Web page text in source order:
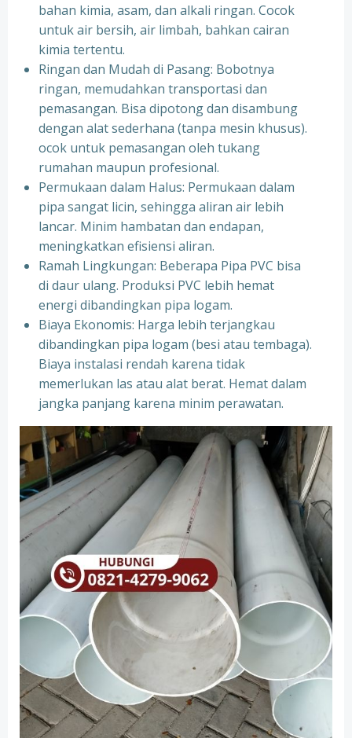
bahan kimia, asam, dan alkali ringan. Cocok
untuk air bersih, air limbah, bahkan cairan
kimia tertentu.
Ringan dan Mudah di Pasang: Bobotnya
ringan, memudahkan transportasi dan
pemasangan. Bisa dipotong dan disambung
dengan alat sederhana (tanpa mesin khusus).
ocok untuk pemasangan oleh tukang
rumahan maupun profesional.
Permukaan dalam Halus: Permukaan dalam
pipa sangat licin, sehingga aliran air lebih
lancar. Minim hambatan dan endapan,
meningkatkan efisiensi aliran.
Ramah Lingkungan: Beberapa Pipa PVC bisa
di daur ulang. Produksi PVC lebih hemat
energi dibandingkan pipa logam.
Biaya Ekonomis: Harga lebih terjangkau
dibandingkan pipa logam (besi atau tembaga).
Biaya instalasi rendah karena tidak
memerlukan las atau alat berat. Hemat dalam
jangka panjang karena minim perawatan.